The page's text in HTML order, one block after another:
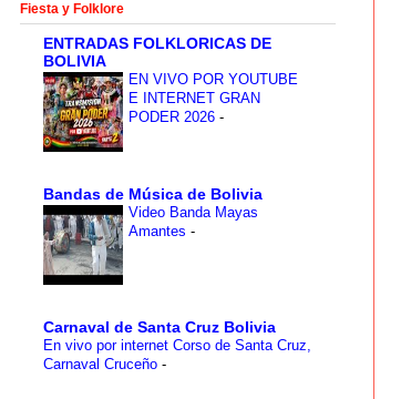
Fiesta y Folklore
ENTRADAS FOLKLORICAS DE
BOLIVIA
EN VIVO POR YOUTUBE
E INTERNET GRAN
PODER 2026 -
Bandas de Música de Bolivia
Video Banda Mayas
Amantes -
Carnaval de Santa Cruz Bolivia
En vivo por internet Corso de Santa Cruz,
Carnaval Cruceño -